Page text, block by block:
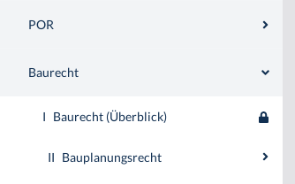
POR
Baurecht
I Baurecht (Überblick)
II Bauplanungsrecht